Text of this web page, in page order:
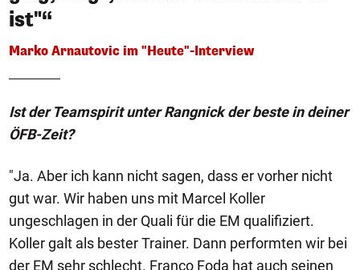
ist"“
Marko Arnautovic im "Heute"-Interview
Ist der Teamspirit unter Rangnick der beste in deiner
ÖFB-Zeit?
"Ja. Aber ich kann nicht sagen, dass er vorher nicht
gut war. Wir haben uns mit Marcel Koller
ungeschlagen in der Quali für die EM qualifiziert.
Koller galt als bester Trainer. Dann performten wir bei
der EM sehr schlecht. Franco Foda hat auch seinen